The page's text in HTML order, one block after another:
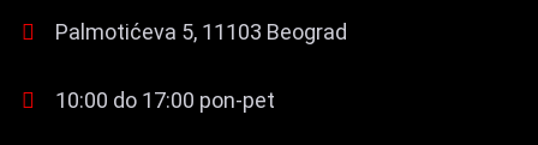
Palmotićeva 5, 11103 Beograd
10:00 do 17:00 pon-pet